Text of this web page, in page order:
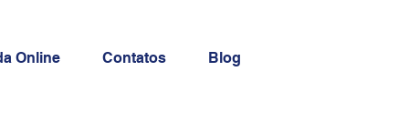
Online Contatos Blog